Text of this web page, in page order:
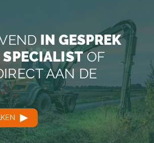
IN GESPREK
SPECIALISTOF
AAN DE